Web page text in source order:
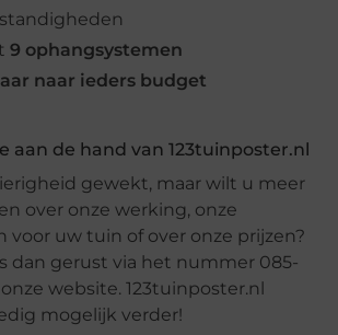
9 ophangsystemen
naar ieders budget
aan de hand van 123tuinposter.nl
gewekt, maar wilt u meer
over onze werking, onze
voor uw tuin of over onze prijzen?
dan gerust via het nummer 085-
website. 123tuinposter.nl
mogelijk verder!